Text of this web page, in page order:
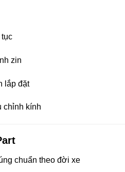
zin
lắp đặt
chỉnh kính
chuẩn theo đời xe